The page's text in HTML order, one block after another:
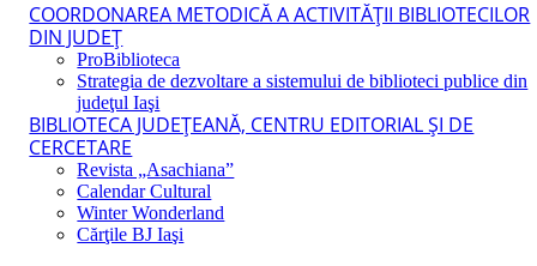
COORDONAREA METODICĂ A ACTIVITĂŢII BIBLIOTECILOR
DIN JUDEŢ
ProBiblioteca
Strategia de dezvoltare a sistemului de biblioteci publice din
judeţul Iaşi
BIBLIOTECA JUDEŢEANĂ, CENTRU EDITORIAL ŞI DE
CERCETARE
Revista „Asachiana”
Calendar Cultural
Winter Wonderland
Cărţile BJ Iaşi